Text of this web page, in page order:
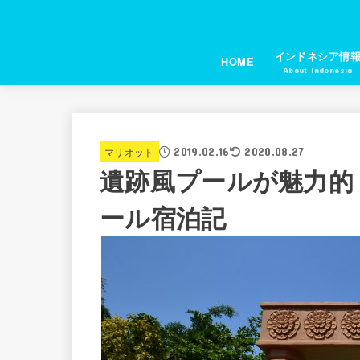
HOME インドネシア情報
About Indonesia
マリオット 2019.02.16 2020.08.27
遺跡風プールが魅力
ール宿泊記